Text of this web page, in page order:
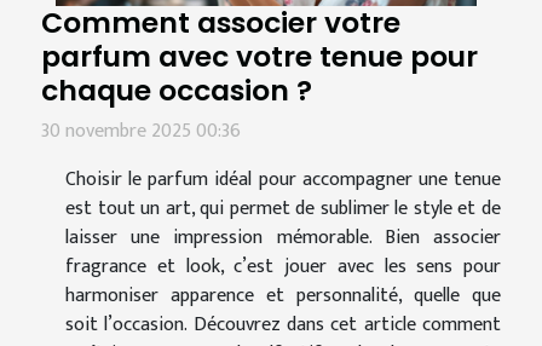
Comment associer votre
parfum avec votre tenue pour
chaque occasion ?
30 novembre 2025 00:36
Choisir le parfum idéal pour accompagner une tenue
est tout un art, qui permet de sublimer le style et de
laisser une impression mémorable. Bien associer
fragrance et look, c’est jouer avec les sens pour
harmoniser apparence et personnalité, quelle que
soit l’occasion. Découvrez dans cet article comment